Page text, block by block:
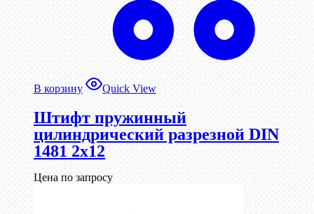
В корзину Quick View
Штифт пружинный
цилиндрический разрезной DIN
1481 2х12
Цена по запросу